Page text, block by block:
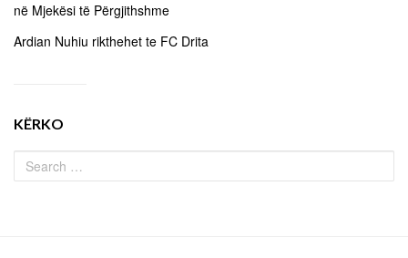
në Mjekësi të Përgjithshme
Ardian Nuhiu rikthehet te FC Drita
KËRKO